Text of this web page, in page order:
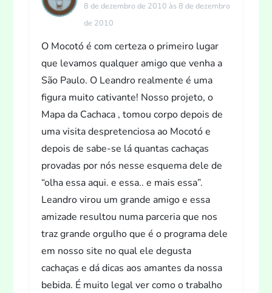
8 de dezembro de 2010 às 8 de dezembro
de 2010
O Mocotó é com certeza o primeiro lugar
que levamos qualquer amigo que venha a
São Paulo. O Leandro realmente é uma
figura muito cativante! Nosso projeto, o
Mapa da Cachaca , tomou corpo depois de
uma visita despretenciosa ao Mocotó e
depois de sabe-se lá quantas cachaças
provadas por nós nesse esquema dele de
“olha essa aqui. e essa.. e mais essa”.
Leandro virou um grande amigo e essa
amizade resultou numa parceria que nos
traz grande orgulho que é o programa dele
em nosso site no qual ele degusta
cachaças e dá dicas aos amantes da nossa
bebida. É muito legal ver como o trabalho